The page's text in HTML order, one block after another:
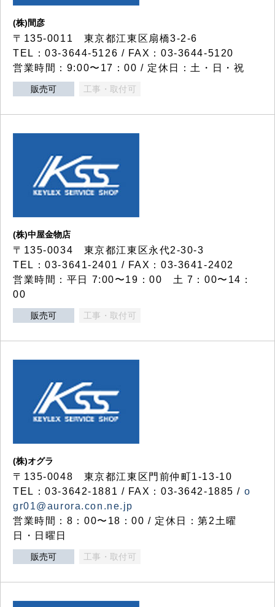
(株)間彦
〒135-0011 東京都江東区扇橋3-2-6
TEL：03-3644-5126 / FAX：03-3644-5120
営業時間：9:00〜17：00 / 定休日：土・日・祝
販売可 工事・取付可
(株)中屋金物店
〒135-0034 東京都江東区永代2-30-3
TEL：03-3641-2401 / FAX：03-3641-2402
営業時間：平日 7:00〜19：00 土 7：00〜14：
00
販売可 工事・取付可
(株)オグラ
〒135-0048 東京都江東区門前仲町1-13-10
TEL：03-3642-1881 / FAX：03-3642-1885 / o
gr01@aurora.con.ne.jp
営業時間：8：00〜18：00 / 定休日：第2土曜
日・日曜日
販売可 工事・取付可